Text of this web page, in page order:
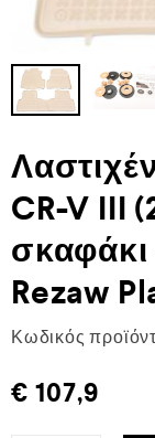
CR-V III
σκαφάκι
Rezaw
Κωδικός
€ 107,9